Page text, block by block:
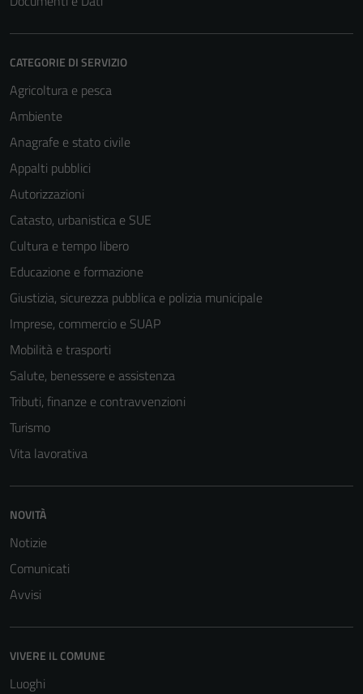
CATEGORIE DI SERVIZIO
Agricoltura e pesca
Ambiente
Anagrafe e stato civile
Appalti pubblici
Autorizzazioni
Catasto, urbanistica e SUE
Cultura e tempo libero
Educazione e formazione
Giustizia, sicurezza pubblica e polizia municipale
Imprese, commercio e SUAP
Mobilità e trasporti
Salute, benessere e assistenza
Tributi, finanze e contravvenzioni
Turismo
Vita lavorativa
NOVITÀ
Notizie
Comunicati
Avvisi
VIVERE IL COMUNE
Luoghi
Questi cookie